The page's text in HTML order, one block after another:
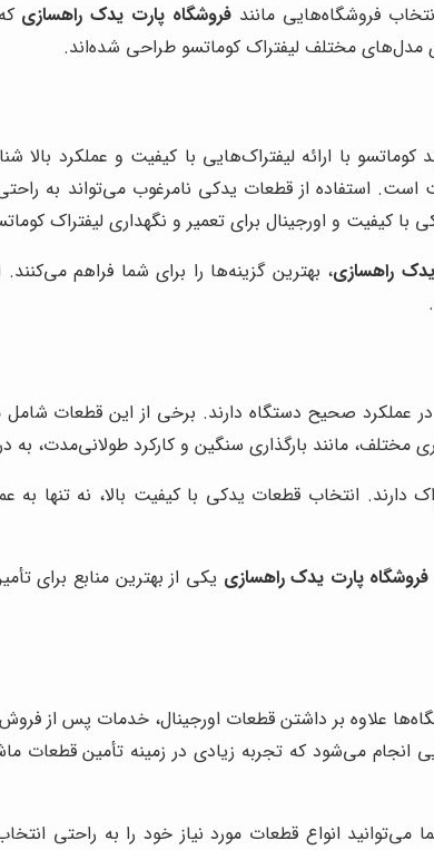
فروشگاه‌هایی مانند فروشگاه پارت یدک راهسازی
مدل‌های مختلف لیفتراک کوماتسو طراحی شده‌اند.
با ارائه لیفتراک‌هایی با کیفیت و عملکرد بالا
است. استفاده از قطعات یدکی نامرغوب می‌تواند به
کیفیت و اورجینال برای تعمیر و نگهداری لیفتراک
راهسازی، بهترین گزینه‌ها را برای شما فراهم می‌کنند.
عملکرد صحیح دستگاه دارند. برخی از این قطعات شامل
مختلف، مانند بارگذاری سنگین و کارکرد طولانی‌مدت، به
انتخاب قطعات یدکی با کیفیت بالا، نه تنها به
فروشگاه پارت یدک راهسازی یکی از بهترین منابع برای
علاوه بر داشتن قطعات اورجینال، خدمات پس از
انجام می‌شود که تجربه زیادی در زمینه تأمین قطعات
انواع قطعات مورد نیاز خود را به راحتی